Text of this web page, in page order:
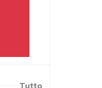
Tutto